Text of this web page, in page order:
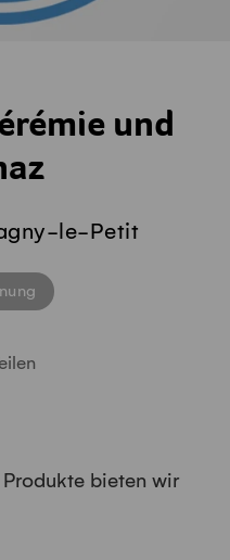
und
le-Petit
bieten wir